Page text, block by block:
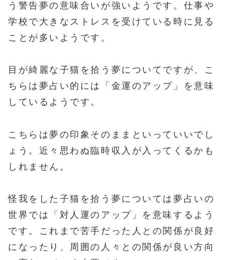
う警告夢の意味合いが強いようです。仕事や
学校で大きなストレスを受けている時に見る
ことが多いようです。
目が綺麗な子猫を拾う夢についてですが、こ
ちらは夢占い的には「金運のアップ」を意味
しているようです。
こちらは夢の印象そのままといっていいでし
ょう。近々思わぬ臨時収入が入ってくるかも
しれません。
怪我をした子猫を拾う夢については夢占いの
世界では「対人運のアップ」を意味するよう
です。これまで苦手だった人との関係が良好
になったり、周囲の人々との関係が良い方向